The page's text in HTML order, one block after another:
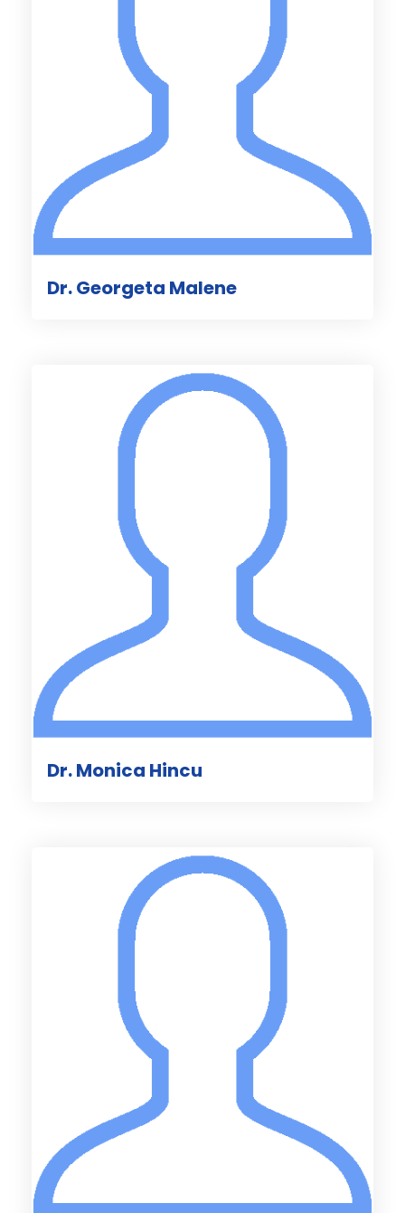
Dr. Georgeta Malene
Dr. Monica Hincu